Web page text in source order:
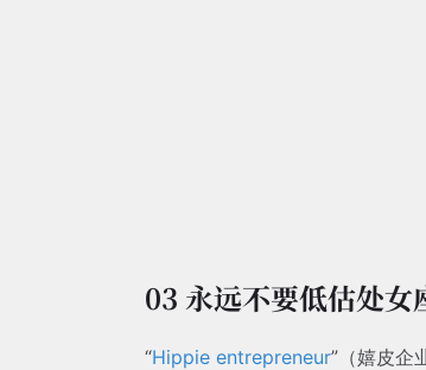
03 永远不要低估处女
“Hippie entrepreneur”（嬉皮企